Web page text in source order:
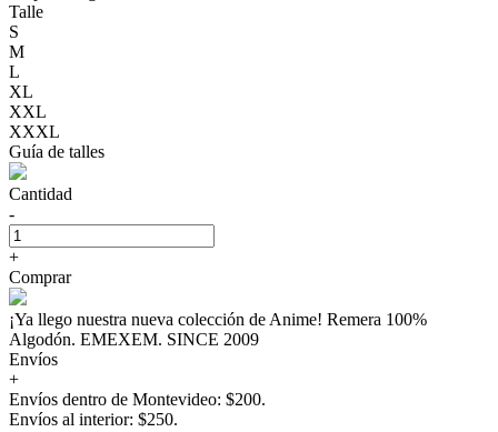
Talle
S
M
L
XL
XXL
XXXL
Guía de talles
Cantidad
-
+
Comprar
¡Ya llego nuestra nueva colección de Anime! Remera 100%
Algodón. EMEXEM. SINCE 2009
Envíos
+
Envíos dentro de Montevideo: $200.
Envíos al interior: $250.